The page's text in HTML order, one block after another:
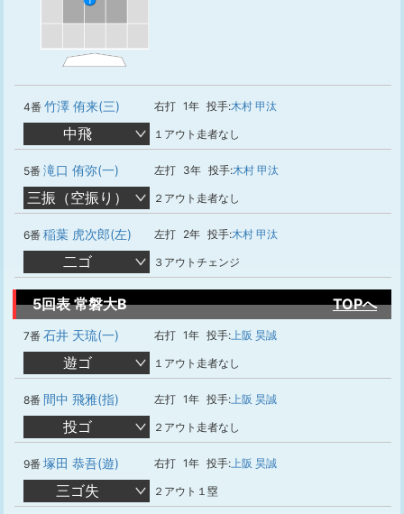
4番 竹澤 侑来(三) 右打 1年 投手:木村 甲汰
中飛 １アウト走者なし
5番 滝口 侑弥(一) 左打 3年 投手:木村 甲汰
三振（空振り） ２アウト走者なし
6番 稲葉 虎次郎(左) 左打 2年 投手:木村 甲汰
二ゴ ３アウトチェンジ
5回表 常磐大B TOPへ
7番 石井 天琉(一) 右打 1年 投手:上阪 昊誠
遊ゴ １アウト走者なし
8番 間中 飛雅(指) 左打 1年 投手:上阪 昊誠
投ゴ ２アウト走者なし
9番 塚田 恭吾(遊) 右打 1年 投手:上阪 昊誠
三ゴ失 ２アウト１塁